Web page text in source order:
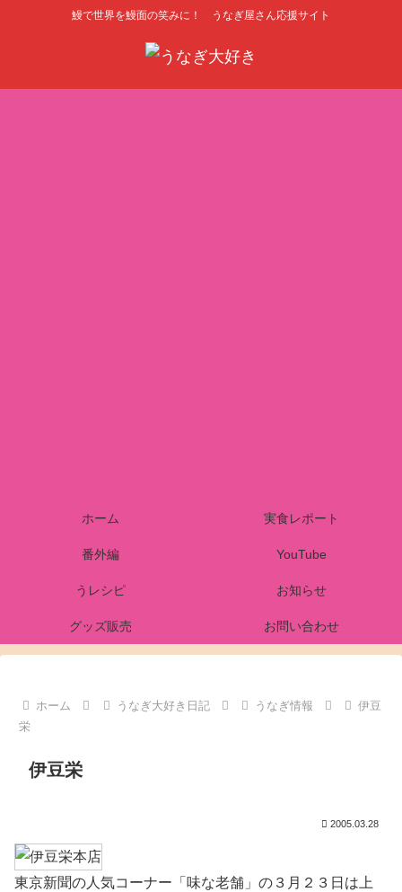
鰻で世界を鰻面の笑みに！ うなぎ屋さん応援サイト
ホーム 実食レポート
番外編 YouTube
うレシピ お知らせ
グッズ販売 お問い合わせ
ホーム うなぎ大好き日記 うなぎ情報
伊豆
栄
伊豆栄
2005.03.28
東京新聞の人気コーナー「味な老舗」の３月２３日は上